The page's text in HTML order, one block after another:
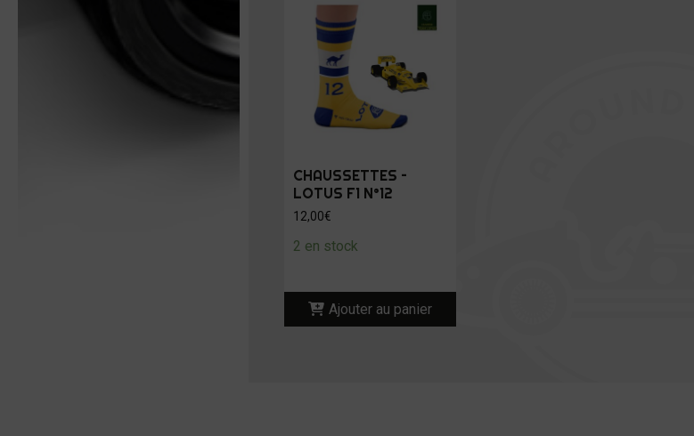
CHAUSSETTES –
LOTUS F1 N°12
12,00€
2 en stock
Ajouter au panier